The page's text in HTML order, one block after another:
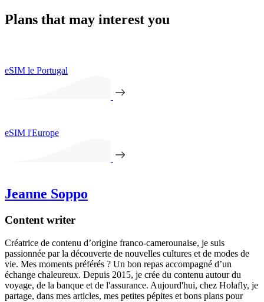
Plans that may interest you
eSIM le Portugal
eSIM l'Europe
Jeanne Soppo
Content writer
Créatrice de contenu d’origine franco-camerounaise, je suis
passionnée par la découverte de nouvelles cultures et de modes de
vie. Mes moments préférés ? Un bon repas accompagné d’un
échange chaleureux. Depuis 2015, je crée du contenu autour du
voyage, de la banque et de l'assurance. Aujourd'hui, chez Holafly, je
partage, dans mes articles, mes petites pépites et bons plans pour